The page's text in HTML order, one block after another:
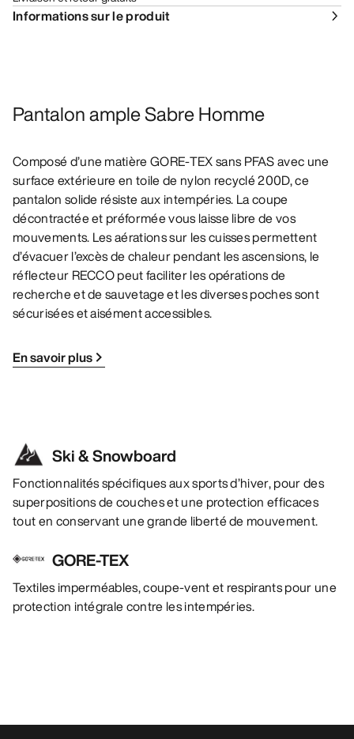
Informations sur le produit
Pantalon ample Sabre Homme
Composé d’une matière GORE-TEX sans PFAS avec une
surface extérieure en toile de nylon recyclé 200D, ce
pantalon solide résiste aux intempéries. La coupe
décontractée et préformée vous laisse libre de vos
mouvements. Les aérations sur les cuisses permettent
d’évacuer l’excès de chaleur pendant les ascensions, le
réflecteur RECCO peut faciliter les opérations de
recherche et de sauvetage et les diverses poches sont
sécurisées et aisément accessibles.
En savoir plus
Ski & Snowboard
Fonctionnalités spécifiques aux sports d’hiver, pour des
superpositions de couches et une protection efficaces
tout en conservant une grande liberté de mouvement.
GORE-TEX
Textiles imperméables, coupe-vent et respirants pour une
protection intégrale contre les intempéries.